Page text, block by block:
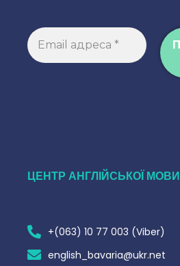
ЦЕНТР АНГЛІЙСЬКОЇ МОВИ
+(063) 10 77 003 (Viber)
english_bavaria@ukr.net